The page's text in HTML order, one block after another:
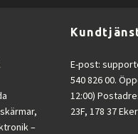
–
E-post:
540 826 00.
12:00)
23F, 178 37